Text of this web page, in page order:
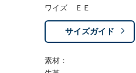
ワイズ ＥＥ
サイズガイド
素材：